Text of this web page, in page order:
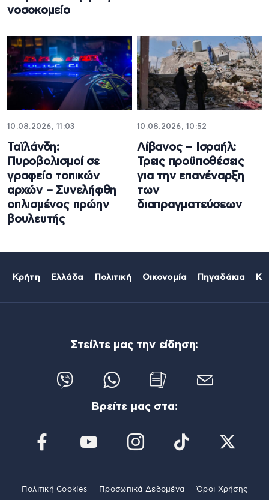
νοσοκομείο
10.08.2026, 11:03
Ταϊλάνδη:
Πυροβολισμοί σε
γραφείο τοπικών
αρχών – Συνελήφθη
οπλισμένος πρώην
βουλευτής
10.08.2026, 10:52
Λίβανος – Ισραήλ:
Τρεις προϋποθέσεις
για την επανέναρξη
των
διαπραγματεύσεων
Κρήτη Ελλάδα Πολιτική Οικονομία Πηγαδάκια
Στείλτε μας την είδηση:
Βρείτε μας στα:
Πολιτική Cookies Προσωπικά Δεδομένα Όροι Χρήσης